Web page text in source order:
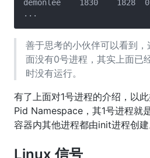
demonlee    1830    1828
善于思考的小伙伴可以看到
面没有0号进程，其实上面已
时没有运行。
有了上面对1号进程的介绍，以
Pid Namespace，其1号进程就
容器内其他进程都由init进程创建
Linux 信号